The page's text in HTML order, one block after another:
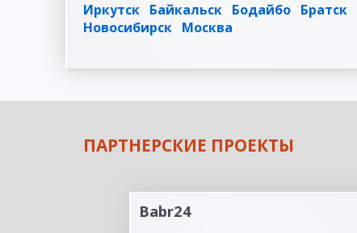
Иркутск Байкальск Бодайбо Братск
Новосибирск Москва
ПАРТНЕРСКИЕ ПРОЕКТЫ
Babr24